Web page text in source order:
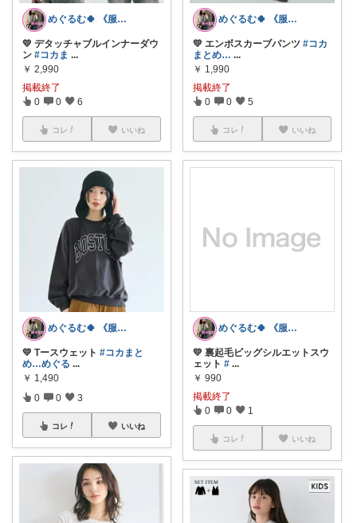
めぐるむ🍀 《服と暮らし》朝コレ
💛 デタッチャブルインナーダウ
ン #コカま ...
￥ 2,990
掲載終了
0 0 6
コレ いいね
めぐるむ🍀 《服と暮らし》朝コレ
💛 Tースウェット #コカまと
め…めぐる ...
￥ 1,490
0 0 3
コレ いいね
めぐるむ🍀 《服と暮らし》朝コレ
💛 エンボスカーブパンツ #コカ
まとめ… ...
￥ 1,990
掲載終了
0 0 5
コレ いいね
めぐるむ🍀 《服と暮らし》朝コレ
💛 裏起毛ビッグシルエットスウ
ェット # ...
￥ 990
掲載終了
0 0 1
コレ いいね